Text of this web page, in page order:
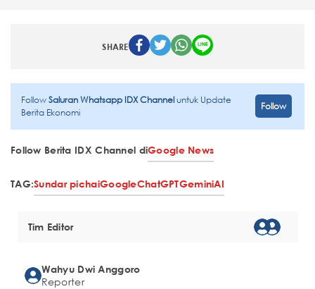
SHARE
FollowSaluran Whatsapp IDX Channeluntuk Update
Berita Ekonomi
Follow
Follow Berita IDX Channel diGoogle News
TAG:Sundar pichaiGoogleChatGPTGeminiAI
Tim Editor
Wahyu Dwi Anggoro
Reporter